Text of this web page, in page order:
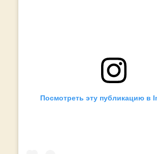
Посмотреть эту публикацию в